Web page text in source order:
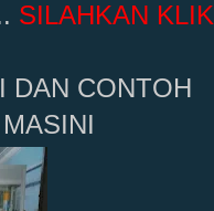
SILAHKAN KLIK
DAN CONTOH